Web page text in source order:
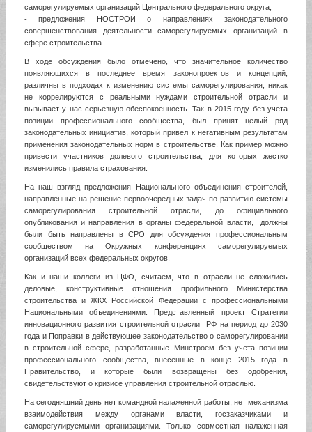
саморегулируемых организаций Центрального федерального округа;
- предложения НОСТРОЙ о направлениях законодательного
совершенствования деятельности саморегулируемых организаций в
сфере строительства.
В ходе обсуждения было отмечено, что значительное количество
появляющихся в последнее время законопроектов и концепций,
различны в подходах к изменению системы саморегулирования, никак
не коррелируются с реальными нуждами строительной отрасли и
вызывает у нас серьезную обеспокоенность. Так в 2015 году без учета
позиции профессионального сообщества, был принят целый ряд
законодательных инициатив, который привел к негативным результатам
применения законодательных норм в строительстве. Как пример можно
привести участников долевого строительства, для которых жестко
изменились правила страхования.
На наш взгляд предложения Национального объединения строителей,
направленные на решение первоочередных задач по развитию системы
саморегулирования строительной отрасли, до официального
опубликования и направления в органы федеральной власти, должны
были быть направлены в СРО для обсуждения профессиональным
сообществом на Окружных конференциях саморегулируемых
организаций всех федеральных округов.
Как и наши коллеги из ЦФО, считаем, что в отрасли не сложились
деловые, конструктивные отношения профильного Министерства
строительства и ЖКХ Российской Федерации с профессиональными
Национальными объединениями. Представленный проект Стратегии
инновационного развития строительной отрасли РФ на период до 2030
года и Поправки в действующее законодательство о саморегулировании
в строительной сфере, разработанные Минстроем без учета позиции
профессионального сообщества, внесенные в конце 2015 года в
Правительство, и которые были возвращены без одобрения,
свидетельствуют о кризисе управления строительной отраслью.
На сегодняшний день нет командной налаженной работы, нет механизма
взаимодействия между органами власти, госзаказчиками и
саморегулируемыми организациями. Только совместная налаженная